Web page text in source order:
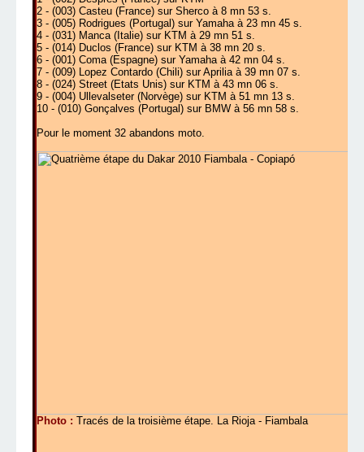
2 - (003) Casteu (France) sur Sherco à 8 mn 53 s.
3 - (005) Rodrigues (Portugal) sur Yamaha à 23 mn 45 s.
4 - (031) Manca (Italie) sur KTM à 29 mn 51 s.
5 - (014) Duclos (France) sur KTM à 38 mn 20 s.
6 - (001) Coma (Espagne) sur Yamaha à 42 mn 04 s.
7 - (009) Lopez Contardo (Chili) sur Aprilia à 39 mn 07 s.
8 - (024) Street (Etats Unis) sur KTM à 43 mn 06 s.
9 - (004) Ullevalseter (Norvège) sur KTM à 51 mn 13 s.
10 - (010) Gonçalves (Portugal) sur BMW à 56 mn 58 s.
Pour le moment 32 abandons moto.
Photo : Tracés de la troisième étape. La Rioja - Fiambala